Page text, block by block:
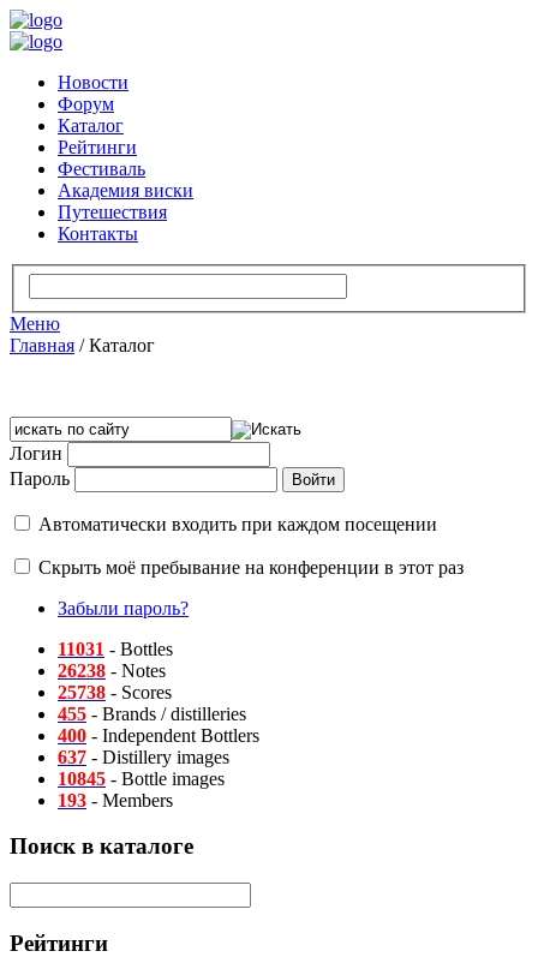
Новости
Форум
Каталог
Рейтинги
Фестиваль
Академия виски
Путешествия
Контакты
Меню
Главная /Каталог
Логин
Пароль
Автоматически входить при каждом посещении
Скрыть моё пребывание на конференции в этот раз
Забыли пароль?
11031 - Bottles
26238 - Notes
25738 - Scores
455 - Brands / distilleries
400 - Independent Bottlers
637 - Distillery images
10845 - Bottle images
193 - Members
Поиск в каталоге
Рейтинги